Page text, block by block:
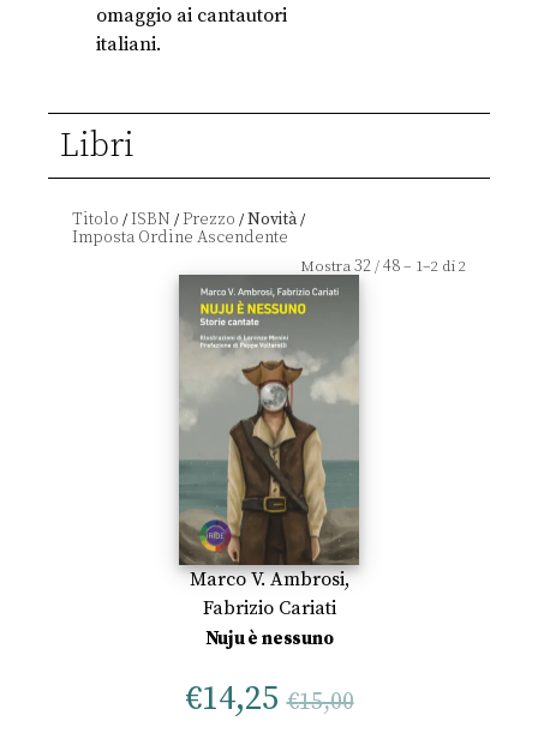
omaggio ai cantautori
italiani.
Libri
Titolo /ISBN /Prezzo /Novità/
Mostra32/48– 1–2 di 2
Marco V. Ambrosi,
Fabrizio Cariati
Nuju è nessuno
€14,25 €15,00